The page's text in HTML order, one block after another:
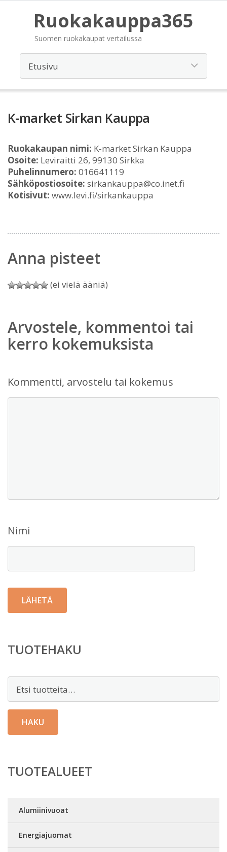
Ruokakauppa365
Suomen ruokakaupat vertailussa
K-market Sirkan Kauppa
Ruokakaupan nimi: K-market Sirkan Kauppa
Osoite: Leviraitti 26, 99130 Sirkka
Puhelinnumero: 016641119
Sähköpostiosoite: sirkankauppa@co.inet.fi
Kotisivut: www.levi.fi/sirkankauppa
Anna pisteet
(ei vielä ääniä)
Arvostele, kommentoi tai
kerro kokemuksista
Kommentti, arvostelu tai kokemus
Nimi
TUOTEHAKU
HAKU
TUOTEALUEET
Alumiinivuoat
Energiajuomat